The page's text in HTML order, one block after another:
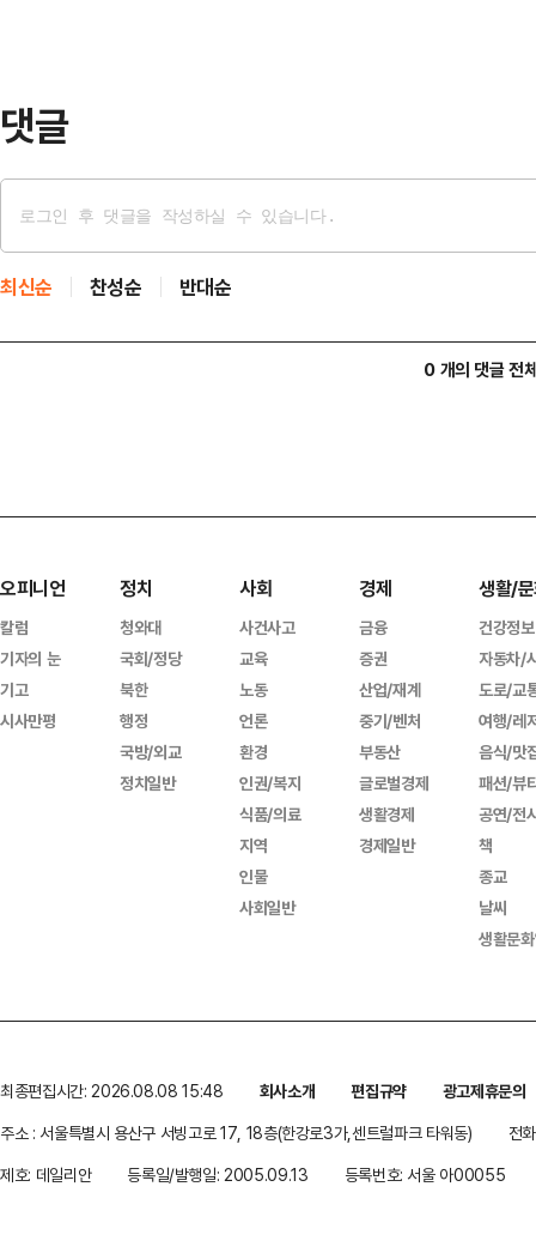
댓글
최신순 찬성순 반대순
0 개의 댓글 전
오피니언
칼럼
기자의 눈
기고
시사만평
정치
청와대
국회/정당
북한
행정
국방/외교
정치일반
사회
사건사고
교육
노동
언론
환경
인권/복지
식품/의료
지역
인물
사회일반
경제
금융
증권
산업/재계
중기/벤처
부동산
글로벌경제
생활경제
경제일반
생활/
건강정보
자동차/
도로/교
여행/레
음식/맛
패션/뷰
공연/전
책
종교
날씨
생활문
최종편집시간: 2026.08.08 15:48 회사소개 편집규약
광고제휴문의
주소 : 서울특별시 용산구 서빙고로 17, 18층(한강로3가,센트럴파크 타워동)
전
제호: 데일리안
등록일/발행일: 2005.09.13 등록번호: 서울 아00055